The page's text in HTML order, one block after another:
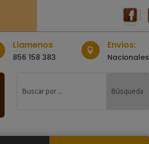
Llamenos
856 158 383
 Envios:
Nacionales